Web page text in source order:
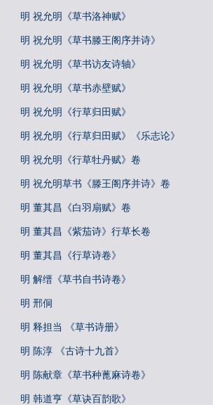
明 祝允明《草书洛神赋》
明 祝允明《草书滕王阁序并诗》
明 祝允明《草书访友诗轴》
明 祝允明《草书赤壁赋》
明 祝允明《行草归田赋》
明 祝允明《行草归田赋》《乐志论》
明 祝允明《行草牡丹赋》卷
明 祝允明草书《滕王阁序并诗》卷
明 董其昌《白羽扇赋》卷
明 董其昌《紫茄诗》行草长卷
明 董其昌《行草诗卷》
明 解缙《草书自书诗卷》
明 邢侗
明 释担当 《草书诗册》
明 陈淳 《古诗十九首》
明 陈献章《草书种蓖麻诗卷》
明 韩道亨《草诀百韵歌》